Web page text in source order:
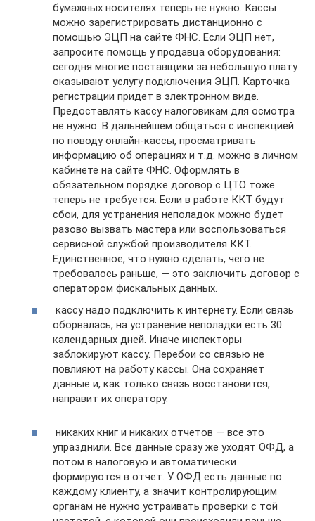
бумажных носителях теперь не нужно. Кассы
можно зарегистрировать дистанционно с
помощью ЭЦП на сайте ФНС. Если ЭЦП нет,
запросите помощь у продавца оборудования:
сегодня многие поставщики за небольшую плату
оказывают услугу подключения ЭЦП. Карточка
регистрации придет в электронном виде.
Предоставлять кассу налоговикам для осмотра
не нужно. В дальнейшем общаться с инспекцией
по поводу онлайн-кассы, просматривать
информацию об операциях и т.д. можно в личном
кабинете на сайте ФНС. Оформлять в
обязательном порядке договор с ЦТО тоже
теперь не требуется. Если в работе ККТ будут
сбои, для устранения неполадок можно будет
разово вызвать мастера или воспользоваться
сервисной службой производителя ККТ.
Единственное, что нужно сделать, чего не
требовалось раньше, — это заключить договор с
оператором фискальных данных.
кассу надо подключить к интернету. Если связь
оборвалась, на устранение неполадки есть 30
календарных дней. Иначе инспекторы
заблокируют кассу. Перебои со связью не
повлияют на работу кассы. Она сохраняет
данные и, как только связь восстановится,
направит их оператору.
никаких книг и никаких отчетов — все это
упразднили. Все данные сразу же уходят ОФД, а
потом в налоговую и автоматически
формируются в отчет. У ОФД есть данные по
каждому клиенту, а значит контролирующим
органам не нужно устраивать проверки с той